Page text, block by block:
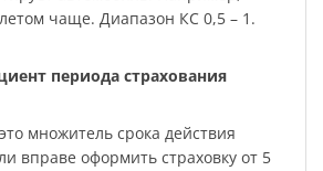
чаще. Диапазон КС 0,5 – 1.
периода страхования
множитель срока действия
вправе оформить страховку от 5